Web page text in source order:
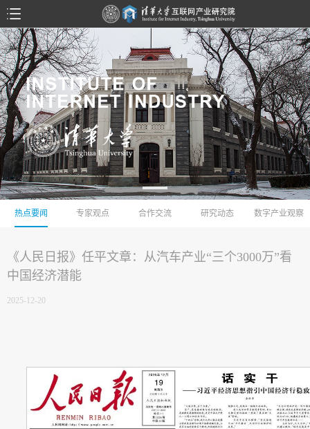
热点要闻 专家观点 合作交流 研究动态 数字产业观察
《人民日报》任平文章：从汽车产业“三个3000万”看
中国经济潜能
2025-12-20